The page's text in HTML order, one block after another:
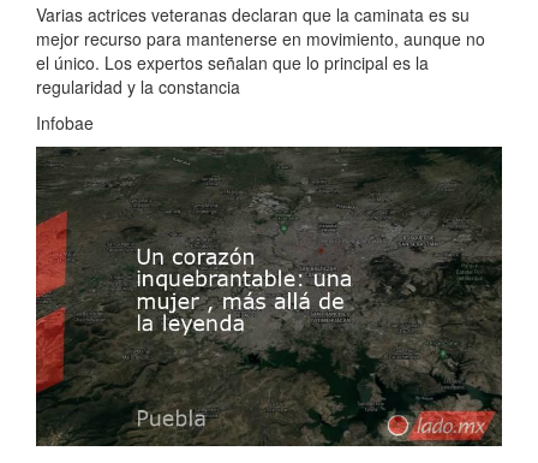
Varias actrices veteranas declaran que la caminata es su
mejor recurso para mantenerse en movimiento, aunque no
el único. Los expertos señalan que lo principal es la
regularidad y la constancia
Infobae